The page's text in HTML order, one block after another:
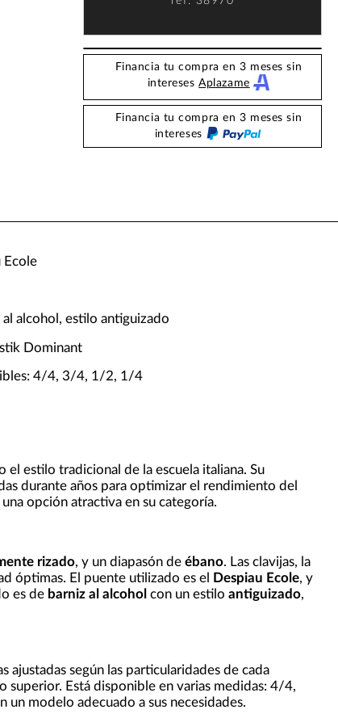
Financia tu compra en 3 meses sin
interesesAplazame
Financia tu compra en 3 meses sin
intereses
Ecole
alcohol, estilo antiguizado
Dominant
4/4, 3/4, 1/2, 1/4
estilo tradicional de la escuela italiana. Su
durante años para optimizar el rendimiento del
opción atractiva en su categoría.
rizado, y un diapasón de ébano. Las clavijas, la
óptimas. El puente utilizado es el Despiau Ecole, y
es de barniz al alcohol con un estilo antiguizado,
ajustadas según las particularidades de cada
superior. Está disponible en varias medidas: 4/4,
modelo adecuado a sus necesidades.